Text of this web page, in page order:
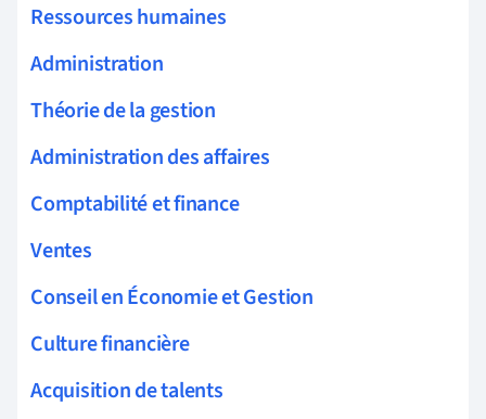
Ressources humaines
Administration
Théorie de la gestion
Administration des affaires
Comptabilité et finance
Ventes
Conseil en Économie et Gestion
Culture financière
Acquisition de talents